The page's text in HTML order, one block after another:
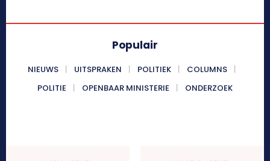
Populair
NIEUWS UITSPRAKEN POLITIEK
COLUMNS
POLITIE
OPENBAAR MINISTERIE ONDERZOEK